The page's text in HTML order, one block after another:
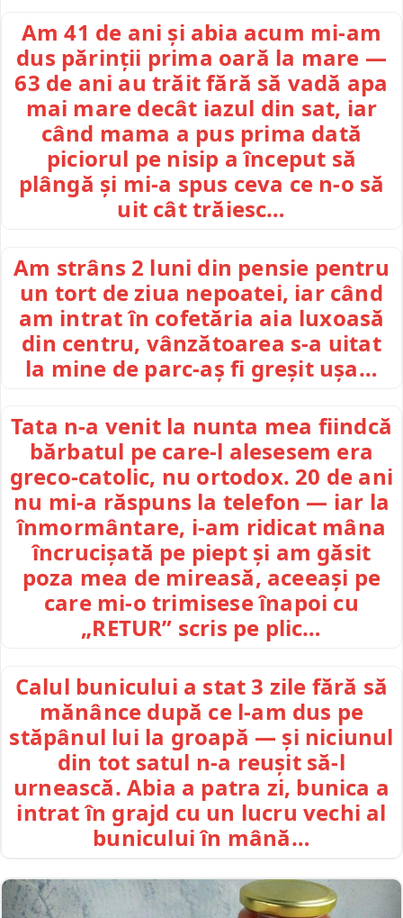
Am 41 de ani și abia acum mi-am
dus părinții prima oară la mare —
63 de ani au trăit fără să vadă apa
mai mare decât iazul din sat, iar
când mama a pus prima dată
piciorul pe nisip a început să
plângă și mi-a spus ceva ce n-o să
uit cât trăiesc…
Am strâns 2 luni din pensie pentru
un tort de ziua nepoatei, iar când
am intrat în cofetăria aia luxoasă
din centru, vânzătoarea s-a uitat
la mine de parc-aș fi greșit ușa…
Tata n-a venit la nunta mea fiindcă
bărbatul pe care-l alesesem era
greco-catolic, nu ortodox. 20 de ani
nu mi-a răspuns la telefon — iar la
înmormântare, i-am ridicat mâna
încrucișată pe piept și am găsit
poza mea de mireasă, aceeași pe
care mi-o trimisese înapoi cu
„RETUR” scris pe plic…
Calul bunicului a stat 3 zile fără să
mănânce după ce l-am dus pe
stăpânul lui la groapă — și niciunul
din tot satul n-a reușit să-l
urnească. Abia a patra zi, bunica a
intrat în grajd cu un lucru vechi al
bunicului în mână…